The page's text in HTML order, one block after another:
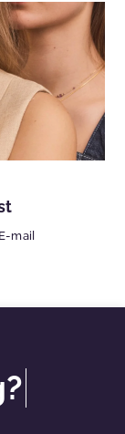
E-mail